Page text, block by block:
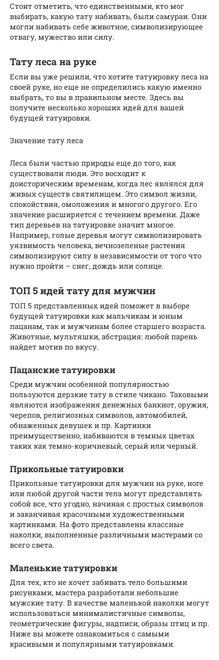
Стоит отметить, что единственными, кто мог
выбирать, какую тату набивать, были самураи. Они
могли набивать себе животное, символизирующее
отвагу, мужество или силу.
Тату леса на руке
Если вы уже решили, что хотите татуировку леса на
своей руке, но еще не определились какую именно
выбрать, то вы в правильном месте. Здесь вы
получите несколько хороших идей для вашей
будущей татуировки.
Значение тату леса
Леса были частью природы еще до того, как
существовали люди. Это восходит к
доисторическим временам, когда лес являлся для
живых существ святилищем. Это символ жизни,
спокойствия, омоложения и многого другого. Его
значение расширяется с течением времени. Даже
тип деревьев на татуировке значит многое.
Например, голые деревья могут символизировать
уязвимость человека, вечнозеленые растения
символизируют силу в независимости от того что
нужно пройти – снег, дождь или солнце.
ТОП 5 идей тату для мужчин
ТОП 5 представленных идей поможет в выборе
будущей татуировки как мальчикам и юным
пацанам, так и мужчинам более старшего возраста.
Животные, мультяшки, абстрация: любой парень
найдет мотив по вкусу.
Пацанские татуировки
Среди мужчин особенной популярностью
пользуются дерзкие тату в стиле чикано. Таковыми
являются изображения денежных банкнот, оружия,
черепов, религиозных символов, автомобилей,
обнаженных девушек и пр. Картинки
преимущественно, набиваются в темных цветах
таких как темно-коричневый, серый или черный.
Прикольные татуировки
Прикольные татуировки для мужчин на руке, ноге
или любой другой части тела могут представлять
собой все, что угодно, начиная с простых символов
и заканчивая красочными художественными
картинками. На фото представлены классные
наколки, выполненные различными мастерами со
всего света.
Маленькие татуировки
Для тех, кто не хочет забивать тело большими
рисунками, мастера разработали небольшие
мужские тату. В качестве маленькой наколки могут
использоваться минималистичные символы,
геометрические фигуры, надписи, образы птиц и пр.
Ниже вы можете ознакомиться с самыми
красивыми и популярными татуировками.